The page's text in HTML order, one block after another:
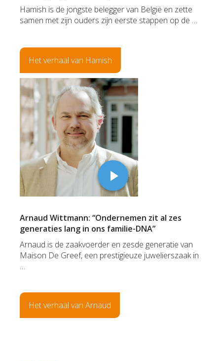
Hamish is de jongste belegger van België en zette
samen met zijn ouders zijn eerste stappen op de …
Het verhaal van Hamish
Arnaud Wittmann: “Ondernemen zit al zes
generaties lang in ons familie-DNA”
Arnaud is de zaakvoerder en zesde generatie van
Maison De Greef, een prestigieuze juwelierszaak in
…
Het verhaal van Arnaud